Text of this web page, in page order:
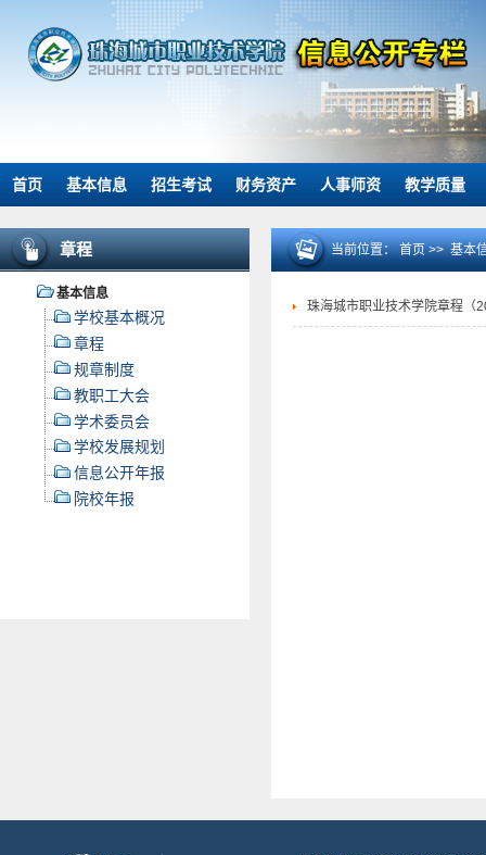
首页 基本信息 招生考试 财务资产 人事师资 教学质量
章程
基本信息
学校基本概况
章程
规章制度
教职工大会
学术委员会
学校发展规划
信息公开年报
院校年报
当前位置：首页>>基本
珠海城市职业技术学院章程（